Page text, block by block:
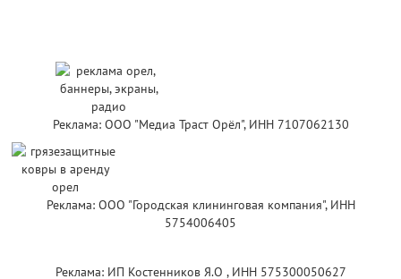
Реклама: ООО "Медиа Траст Орёл", ИНН 7107062130
Реклама: ООО "Городская клининговая компания", ИНН
5754006405
Реклама: ИП Костенников Я.О , ИНН 575300050627